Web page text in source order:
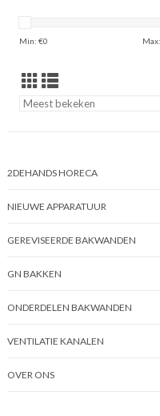
Min: €0
2DEHANDS HORECA
NIEUWE APPARATUUR
GEREVISEERDE BAKWANDEN
GN BAKKEN
ONDERDELEN BAKWANDEN
VENTILATIE KANALEN
OVER ONS